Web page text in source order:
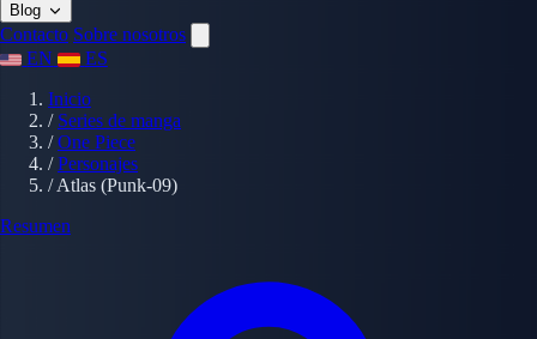
Blog
Contacto Sobre nosotros
EN
ES
Inicio
/ Series de manga
/ One Piece
/ Personajes
/ Atlas (Punk-09)
Resumen